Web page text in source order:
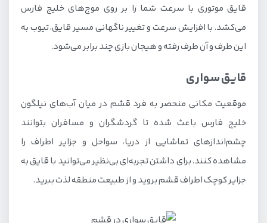
قایق موتوری با سرعت شما را بر روی موج‌های خلیج فارس
می‌کشد. با افزایش سرعت و تغییر ناگهانی مسیر قایق، تیوب به
این طرف و آن طرف رفته و هیجان بازی چند برابر می‌شود.
قایق سواری
موقعیت مکانی منحصر به فرد قشم در میان آب‌های نیلگون
خلیج فارس باعث شده تا گردشگران و مسافران بتوانند
چشم‌اندازهای تماشایی از دریا، سواحل و جزایر اطراف را
مشاهده کنند. برای داشتن تجربه‌ای بی‌نظیر می‌توانید با قایق به
جزایر کوچک اطراف قشم بروید و از طبیعت منطقه لذت ببرید.